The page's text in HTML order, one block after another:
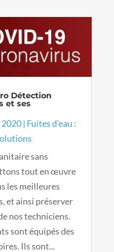
Détection
et ses
2020| Fuites d’eau :
sans
tout en œuvre
les meilleures
et ainsi préserver
nos techniciens.
sont équipés des
Ils sont...